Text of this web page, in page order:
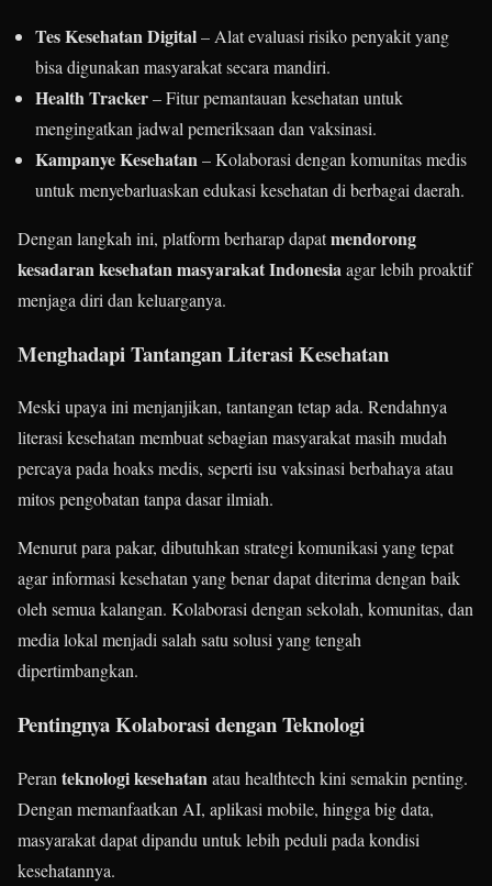
Tes Kesehatan Digital– Alat evaluasi risiko penyakit yang
bisa digunakan masyarakat secara mandiri.
Health Tracker– Fitur pemantauan kesehatan untuk
mengingatkan jadwal pemeriksaan dan vaksinasi.
Kampanye Kesehatan– Kolaborasi dengan komunitas medis
untuk menyebarluaskan edukasi kesehatan di berbagai daerah.
Dengan langkah ini, platform berharap dapatmendorong
kesadaran kesehatan masyarakat Indonesiaagar lebih proaktif
menjaga diri dan keluarganya.
Menghadapi Tantangan Literasi Kesehatan
Meski upaya ini menjanjikan, tantangan tetap ada. Rendahnya
literasi kesehatan membuat sebagian masyarakat masih mudah
percaya pada hoaks medis, seperti isu vaksinasi berbahaya atau
mitos pengobatan tanpa dasar ilmiah.
Menurut para pakar, dibutuhkan strategi komunikasi yang tepat
agar informasi kesehatan yang benar dapat diterima dengan baik
oleh semua kalangan. Kolaborasi dengan sekolah, komunitas, dan
media lokal menjadi salah satu solusi yang tengah
dipertimbangkan.
Pentingnya Kolaborasi dengan Teknologi
Peran teknologi kesehatanatau healthtech kini semakin penting.
Dengan memanfaatkan AI, aplikasi mobile, hingga big data,
masyarakat dapat dipandu untuk lebih peduli pada kondisi
kesehatannya.